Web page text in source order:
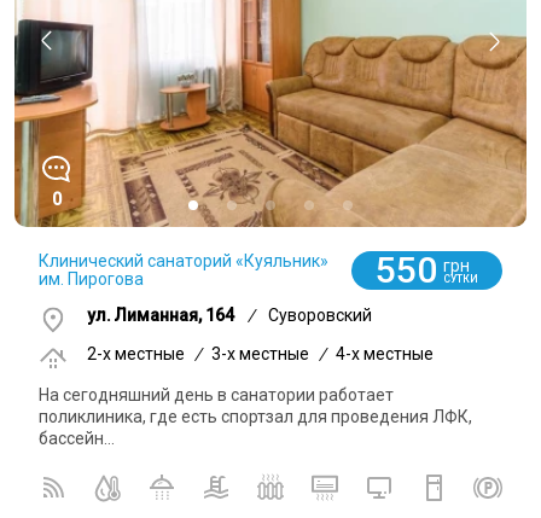
0
Клинический санаторий «Куяльник»
им. Пирогова
550 грн
СУТКИ
ул. Лиманная, 164 /
Суворовский
2-x местные
/ 3-x местные / 4-x местные
На сегодняшний день в санатории работает
поликлиника, где есть спортзал для проведения ЛФК,
бассейн...